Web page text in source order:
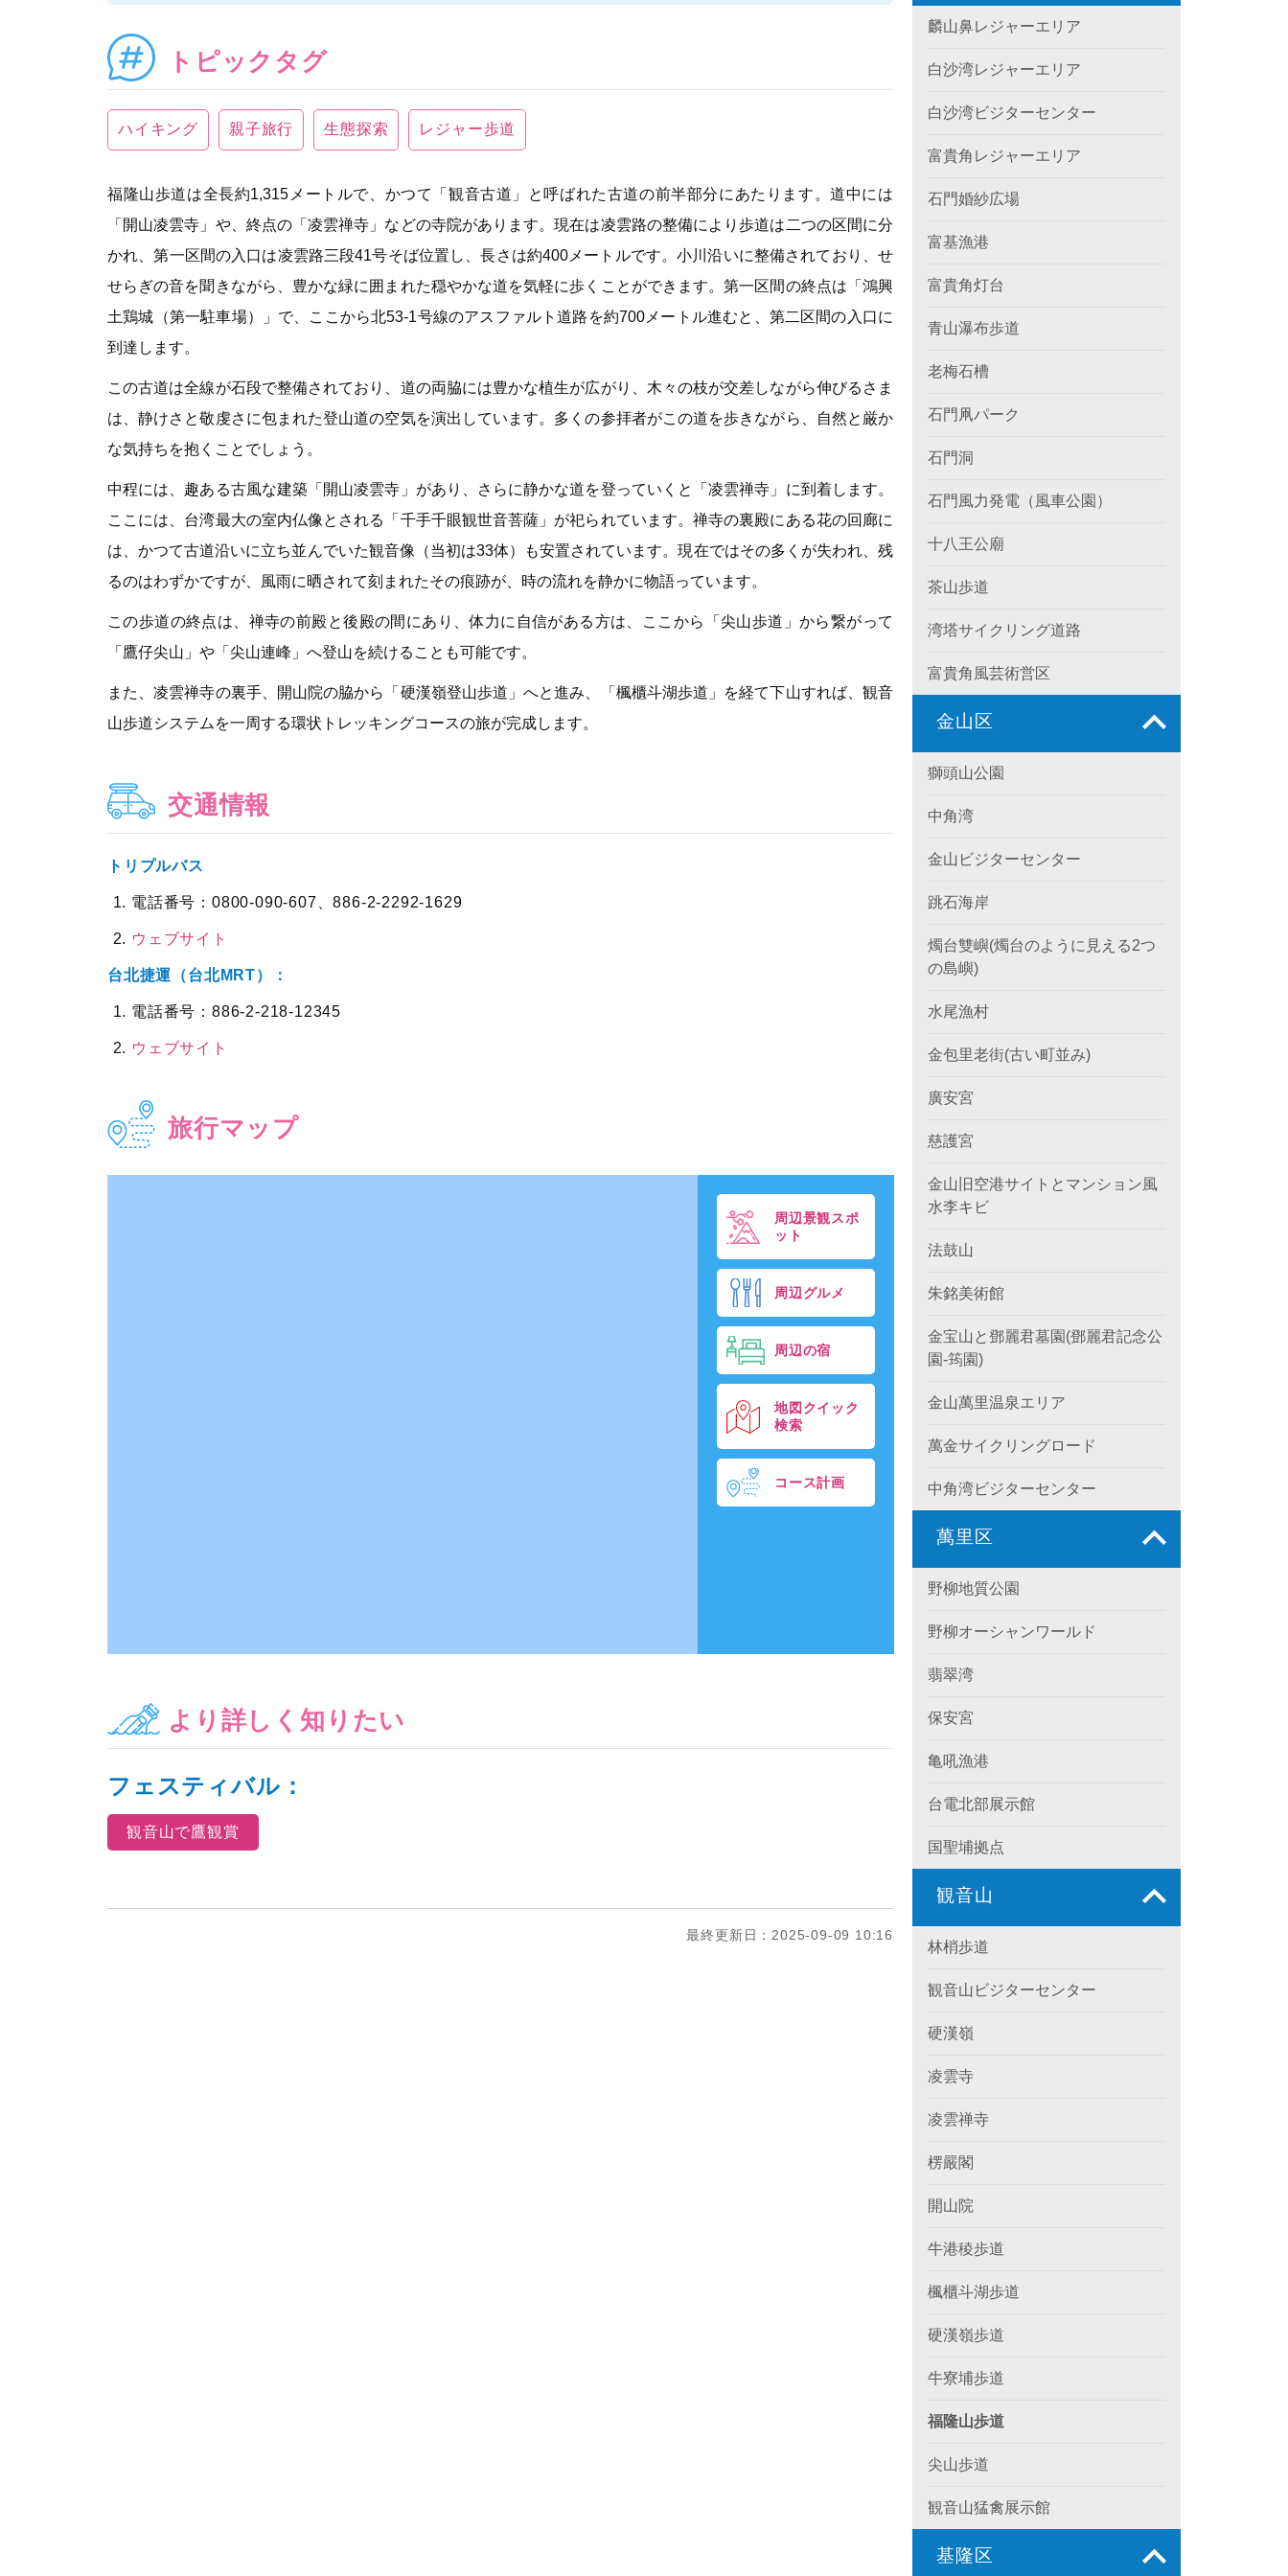
トピックタグ
ハイキング 親子旅行 生態探索 レジャー歩道
福隆山歩道は全長約1,315メートルで、かつて「観音古道」と呼ばれた古道の前半部分にあたります。道中には
「開山凌雲寺」や、終点の「凌雲禅寺」などの寺院があります。現在は凌雲路の整備により歩道は二つの区間に分
かれ、第一区間の入口は凌雲路三段41号そば位置し、長さは約400メートルです。小川沿いに整備されており、せ
せらぎの音を聞きながら、豊かな緑に囲まれた穏やかな道を気軽に歩くことができます。第一区間の終点は「鴻興
土鶏城（第一駐車場）」で、ここから北53-1号線のアスファルト道路を約700メートル進むと、第二区間の入口に
到達します。
この古道は全線が石段で整備されており、道の両脇には豊かな植生が広がり、木々の枝が交差しながら伸びるさま
は、静けさと敬虔さに包まれた登山道の空気を演出しています。多くの参拝者がこの道を歩きながら、自然と厳か
な気持ちを抱くことでしょう。
中程には、趣ある古風な建築「開山凌雲寺」があり、さらに静かな道を登っていくと「凌雲禅寺」に到着します。
ここには、台湾最大の室内仏像とされる「千手千眼観世音菩薩」が祀られています。禅寺の裏殿にある花の回廊に
は、かつて古道沿いに立ち並んでいた観音像（当初は33体）も安置されています。現在ではその多くが失われ、残
るのはわずかですが、風雨に晒されて刻まれたその痕跡が、時の流れを静かに物語っています。
この歩道の終点は、禅寺の前殿と後殿の間にあり、体力に自信がある方は、ここから「尖山歩道」から繋がって
「鷹仔尖山」や「尖山連峰」へ登山を続けることも可能です。
また、凌雲禅寺の裏手、開山院の脇から「硬漢嶺登山歩道」へと進み、「楓櫃斗湖歩道」を経て下山すれば、観音
山歩道システムを一周する環状トレッキングコースの旅が完成します。
交通情報
トリプルバス
電話番号：0800-090-607、886-2-2292-1629
ウェブサイト
台北捷運（台北MRT）：
電話番号：886-2-218-12345
ウェブサイト
旅行マップ
周辺景観スポ
ット
周辺グルメ
周辺の宿
地図クイック
検索
コース計画
より詳しく知りたい
フェスティバル：
観音山で鷹観賞
最終更新日：2025-09-09 10:16
麟山鼻レジャーエリア
白沙湾レジャーエリア
白沙湾ビジターセンター
富貴角レジャーエリア
石門婚紗広場
富基漁港
富貴角灯台
青山瀑布歩道
老梅石槽
石門凧パーク
石門洞
石門風力発電（風車公園）
十八王公廟
茶山歩道
湾塔サイクリング道路
富貴角風芸術営区
金山区
獅頭山公園
中角湾
金山ビジターセンター
跳石海岸
燭台雙嶼(燭台のように見える2つ
の島嶼)
水尾漁村
金包里老街(古い町並み)
廣安宮
慈護宮
金山旧空港サイトとマンション風
水李キビ
法鼓山
朱銘美術館
金宝山と鄧麗君墓園(鄧麗君記念公
園-筠園)
金山萬里温泉エリア
萬金サイクリングロード
中角湾ビジターセンター
萬里区
野柳地質公園
野柳オーシャンワールド
翡翠湾
保安宮
亀吼漁港
台電北部展示館
国聖埔拠点
観音山
林梢歩道
観音山ビジターセンター
硬漢嶺
凌雲寺
凌雲禅寺
楞嚴閣
開山院
牛港稜歩道
楓櫃斗湖歩道
硬漢嶺歩道
牛寮埔歩道
福隆山歩道
尖山歩道
観音山猛禽展示館
基隆区